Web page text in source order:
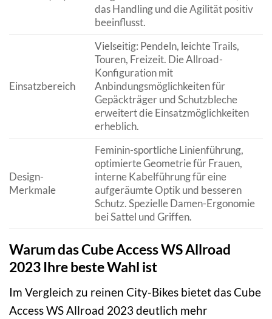
das Handling und die Agilität positiv
beeinflusst.
Einsatzbereich
Vielseitig: Pendeln, leichte Trails,
Touren, Freizeit. Die Allroad-
Konfiguration mit
Anbindungsmöglichkeiten für
Gepäckträger und Schutzbleche
erweitert die Einsatzmöglichkeiten
erheblich.
Design-
Merkmale
Feminin-sportliche Linienführung,
optimierte Geometrie für Frauen,
interne Kabelführung für eine
aufgeräumte Optik und besseren
Schutz. Spezielle Damen-Ergonomie
bei Sattel und Griffen.
Warum das Cube Access WS Allroad
2023 Ihre beste Wahl ist
Im Vergleich zu reinen City-Bikes bietet das Cube
Access WS Allroad 2023 deutlich mehr